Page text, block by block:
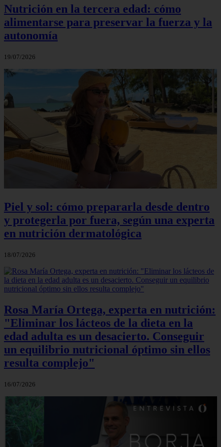
Nutrición en la tercera edad: cómo
alimentarse para preservar la fuerza y la
autonomía
19/07/2026
Piel y sol: cómo prepararla desde dentro
y protegerla por fuera, según una experta
en nutrición dermatológica
18/07/2026
Rosa María Ortega, experta en nutrición:
"Eliminar los lácteos de la dieta en la
edad adulta es un desacierto. Conseguir
un equilibrio nutricional óptimo sin ellos
resulta complejo"
16/07/2026